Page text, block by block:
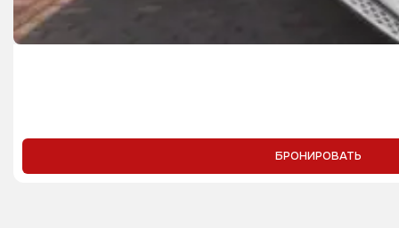
БРОНИРОВАТЬ